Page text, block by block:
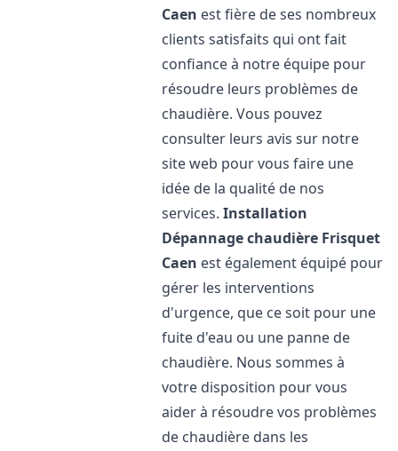
Caen est fière de ses nombreux
clients satisfaits qui ont fait
confiance à notre équipe pour
résoudre leurs problèmes de
chaudière. Vous pouvez
consulter leurs avis sur notre
site web pour vous faire une
idée de la qualité de nos
services.Installation
Dépannage chaudière Frisquet
Caen est également équipé pour
gérer les interventions
d'urgence, que ce soit pour une
fuite d'eau ou une panne de
chaudière. Nous sommes à
votre disposition pour vous
aider à résoudre vos problèmes
de chaudière dans les